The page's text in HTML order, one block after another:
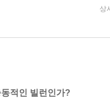
상
적인 빌런인가?